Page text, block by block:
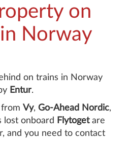
on
Norway
on trains in Norway
Entur.
from Vy, Go-Ahead Nordic,
lost onboard Flytogetare
and you need to contact